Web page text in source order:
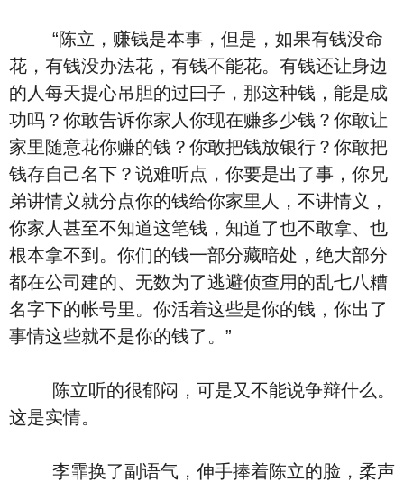
“陈立，赚钱是本事，但是，如果有钱没命
花，有钱没办法花，有钱不能花。有钱还让身边
的人每天提心吊胆的过曰子，那这种钱，能是成
功吗？你敢告诉你家人你现在赚多少钱？你敢让
家里随意花你赚的钱？你敢把钱放银行？你敢把
钱存自己名下？说难听点，你要是出了事，你兄
弟讲情义就分点你的钱给你家里人，不讲情义，
你家人甚至不知道这笔钱，知道了也不敢拿、也
根本拿不到。你们的钱一部分藏暗处，绝大部分
都在公司建的、无数为了逃避侦查用的乱七八糟
名字下的帐号里。你活着这些是你的钱，你出了
事情这些就不是你的钱了。”
陈立听的很郁闷，可是又不能说争辩什么。
这是实情。
李霏换了副语气，伸手捧着陈立的脸，柔声